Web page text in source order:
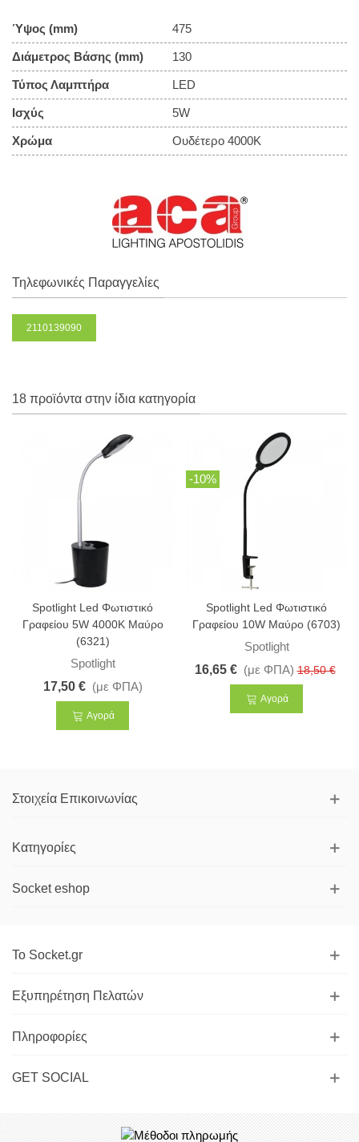
Ύψος (mm) 475
Διάμετρος Βάσης (mm) 130
Τύπος Λαμπτήρα LED
Ισχύς 5W
Χρώμα Ουδέτερο 4000Κ
Τηλεφωνικές Παραγγελίες
2110139090
18 προϊόντα στην ίδια κατηγορία
Spotlight Led Φωτιστικό
Γραφείου 5W 4000K Μαύρο
(6321)
Spotlight
17,50 € (με ΦΠΑ)
Αγορά
-10%
Spotlight Led Φωτιστικό
Γραφείου 10W Μαύρο (6703)
Spotlight
16,65 € (με ΦΠΑ) 18,50 €
Αγορά
Στοιχεία Επικοινωνίας
Κατηγορίες
Socket eshop
Το Socket.gr
Εξυπηρέτηση Πελατών
Πληροφορίες
GET SOCIAL